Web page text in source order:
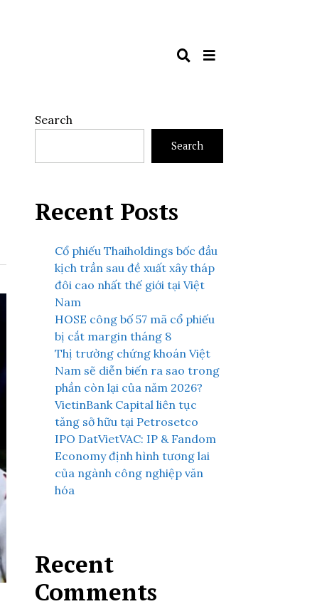
Search
Search
Recent Posts
Cổ phiếu Thaiholdings bốc đầu
kịch trần sau đề xuất xây tháp
đôi cao nhất thế giới tại Việt
Nam
HOSE công bố 57 mã cổ phiếu
bị cắt margin tháng 8
Thị trường chứng khoán Việt
Nam sẽ diễn biến ra sao trong
phần còn lại của năm 2026?
VietinBank Capital liên tục
tăng sở hữu tại Petrosetco
IPO DatVietVAC: IP & Fandom
Economy định hình tương lai
của ngành công nghiệp văn
hóa
Recent
Comments